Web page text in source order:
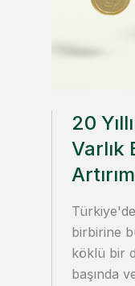
20
Varlık
birbirine
köklü bir
başında